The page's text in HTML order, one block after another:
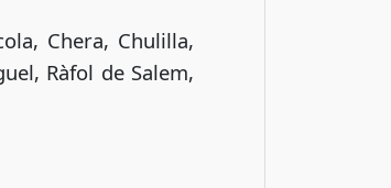
Chera, Chulilla,
Ràfol de Salem,